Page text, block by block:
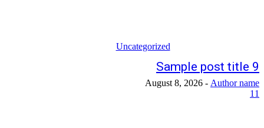
Uncategorized
Sample post title 9
Author name
-
August 8, 2026
11